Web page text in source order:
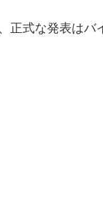
式な発表はバ